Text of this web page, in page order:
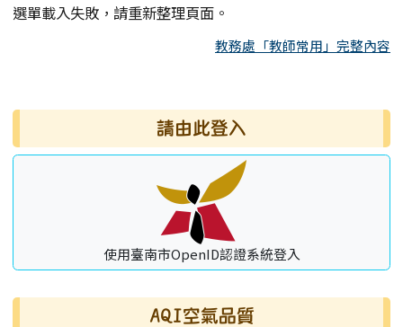
選單載入失敗，請重新整理頁面。
教務處「教師常用」完整內容
右邊區域內容 請由此登入
使用臺南市OpenID認證系統登入
AQI空氣品質